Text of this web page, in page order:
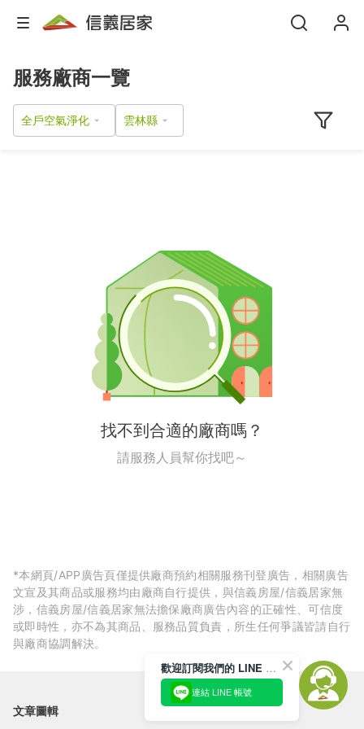
服務廠商一覽
全戶空氣淨化
找不到合適的廠商嗎？
請服務人員幫你找吧～
*本網頁/APP廣告頁僅提供廠商預約相關服務刊登廣告，相關廣告
文宣及其商品或服務均由廠商自行提供，與信義房屋/信義居家無
涉，信義房屋/信義居家無法擔保廠商廣告內容的正確性、可信度
或即時性，亦不為其商品、服務品質負責，所生任何爭議皆請自行
與廠商協調解決。
文章圖輯
歡迎訂閱我們的 LINE 官方帳號
連結 LINE 帳號